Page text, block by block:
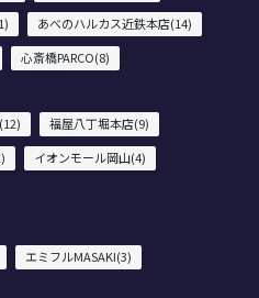
あべのハルカス近鉄本店(14)
心斎橋PARCO(8)
福屋八丁堀本店(9)
イオンモール岡山(4)
エミフルMASAKI(3)